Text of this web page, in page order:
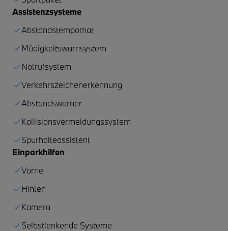
Assistenzsysteme
Abstandstempomat
Müdigkeitswarnsystem
Notrufsystem
Verkehrszeichenerkennung
Abstandswarner
Kollisionsvermeidungssystem
Spurhalteassistent
Einparkhilfen
Vorne
Hinten
Kamera
Selbstlenkende Systeme